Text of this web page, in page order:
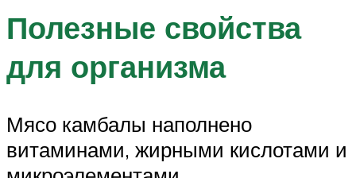
Полезные свойства
для организма
Мясо камбалы наполнено
витаминами, жирными кислотами и